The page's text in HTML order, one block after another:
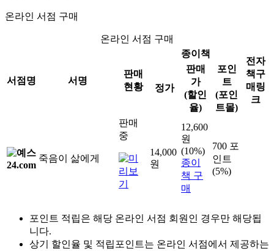
온라인 서점 구매
온라인 서점 구매
서점명 서명
판매
현황
종이책
전자
책구
매링
크
정가
판매
가
(할인
율)
포인
트
(포인
트몰)
죽음이 삶에게
판매
중
14,000
원
12,600
원
(10%)
종이
책 구
매
700 포
인트
(5%)
포인트 적립은 해당 온라인 서점 회원인 경우만 해당됩
니다.
상기 할인율 및 적립포인트는 온라인 서점에서 제공하는